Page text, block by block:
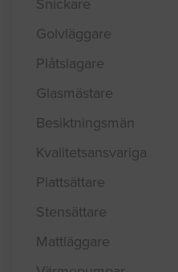
Snickare
Golvläggare
Plåtslagare
Glasmästare
Besiktningsmän
Kvalitetsansvariga
Plattsättare
Stensättare
Mattläggare